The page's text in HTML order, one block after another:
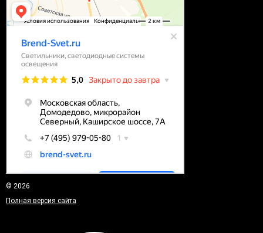
© 2026
Полная версия сайта